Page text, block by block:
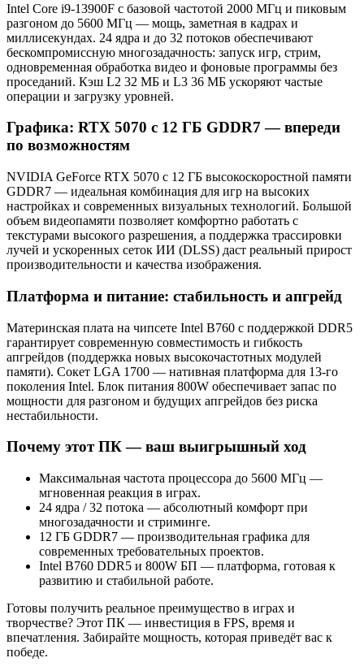
Intel Core i9-13900F с базовой частотой 2000 МГц и пиковым
разгоном до 5600 МГц — мощь, заметная в кадрах и
миллисекундах. 24 ядра и до 32 потоков обеспечивают
бескомпромиссную многозадачность: запуск игр, стрим,
одновременная обработка видео и фоновые программы без
проседаний. Кэш L2 32 МБ и L3 36 МБ ускоряют частые
операции и загрузку уровней.
Графика: RTX 5070 с 12 ГБ GDDR7 — впереди
по возможностям
NVIDIA GeForce RTX 5070 с 12 ГБ высокоскоростной памяти
GDDR7 — идеальная комбинация для игр на высоких
настройках и современных визуальных технологий. Большой
объем видеопамяти позволяет комфортно работать с
текстурами высокого разрешения, а поддержка трассировки
лучей и ускоренных сеток ИИ (DLSS) даст реальный прирост
производительности и качества изображения.
Платформа и питание: стабильность и апгрейд
Материнская плата на чипсете Intel B760 с поддержкой DDR5
гарантирует современную совместимость и гибкость
апгрейдов (поддержка новых высокочастотных модулей
памяти). Сокет LGA 1700 — нативная платформа для 13‑го
поколения Intel. Блок питания 800W обеспечивает запас по
мощности для разгоном и будущих апгрейдов без риска
нестабильности.
Почему этот ПК — ваш выигрышный ход
Максимальная частота процессора до 5600 МГц —
мгновенная реакция в играх.
24 ядра / 32 потока — абсолютный комфорт при
многозадачности и стриминге.
12 ГБ GDDR7 — производительная графика для
современных требовательных проектов.
Intel B760 DDR5 и 800W БП — платформа, готовая к
развитию и стабильной работе.
Готовы получить реальное преимущество в играх и
творчестве? Этот ПК — инвестиция в FPS, время и
впечатления. Забирайте мощность, которая приведёт вас к
победе.